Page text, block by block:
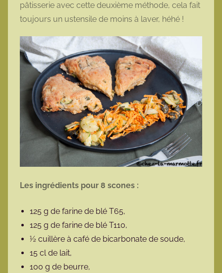
pâtisserie avec cette deuxième méthode, cela fait
toujours un ustensile de moins à laver, héhé !
Les ingrédients pour 8 scones :
125 g de farine de blé T65,
125 g de farine de blé T110,
½ cuillère à café de bicarbonate de soude,
15 cl de lait,
100 g de beurre,